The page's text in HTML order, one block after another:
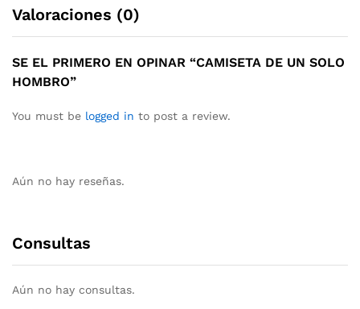
Valoraciones (0)
SE EL PRIMERO EN OPINAR “CAMISETA DE UN SOLO
HOMBRO”
You must be logged in to post a review.
Aún no hay reseñas.
Consultas
Aún no hay consultas.